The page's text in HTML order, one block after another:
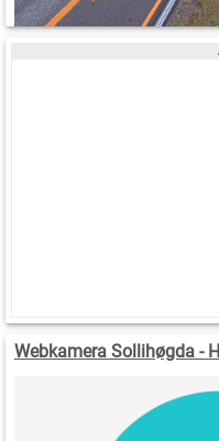
Webkamera Sollihøgda -